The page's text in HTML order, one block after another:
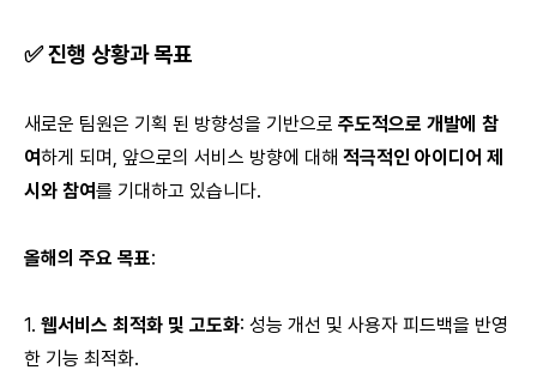
✅진행 상황과 목표
새로운 팀원은 기획 된 방향성을 기반으로 주도적으로 개발에 참
여하게 되며, 앞으로의 서비스 방향에 대해 적극적인 아이디어 제
시와 참여를 기대하고 있습니다.
올해의 주요 목표:
1. 웹서비스 최적화 및 고도화: 성능 개선 및 사용자 피드백을 반영
한 기능 최적화.